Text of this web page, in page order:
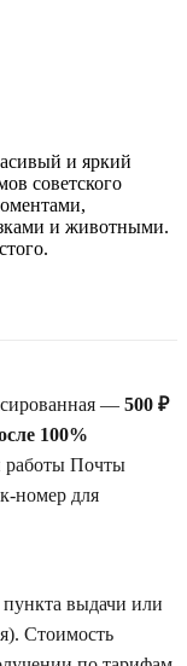
и яркий
советского
и животными.
— 500 ₽
100%
работы Почты
номер для
выдачи или
Стоимость